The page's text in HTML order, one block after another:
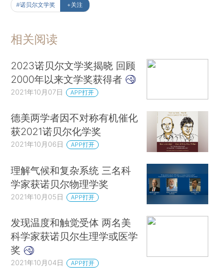
#诺贝尔文学奖 +关注
相关阅读
2023诺贝尔文学奖揭晓 回顾
2000年以来文学奖获得者
2021年10月07日 APP打开
德美两学者因不对称有机催化
获2021诺贝尔化学奖
2021年10月06日 APP打开
理解气候和复杂系统 三名科
学家获诺贝尔物理学奖
2021年10月05日 APP打开
发现温度和触觉受体 两名美
科学家获诺贝尔生理学或医学
奖
2021年10月04日 APP打开